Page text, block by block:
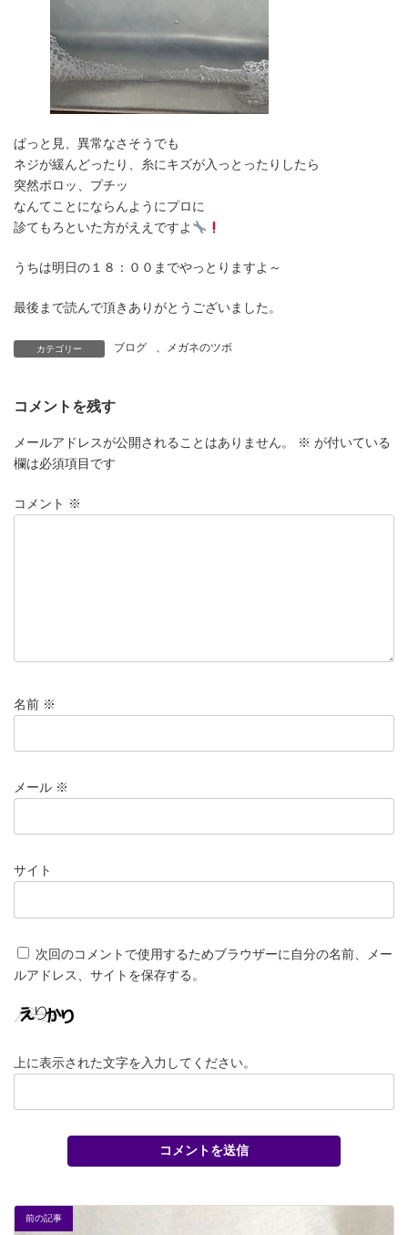
ぱっと見、異常なさそうでも
ネジが緩んどったり、糸にキズが入っとったりしたら
突然ポロッ、プチッ
なんてことにならんようにプロに
診てもろといた方がええですよ
うちは明日の１８：００までやっとりますよ～
最後まで読んで頂きありがとうございました。
カテゴリー ブログ 、 メガネのツボ
コメントを残す
メールアドレスが公開されることはありません。 ※ が付いている
欄は必須項目です
コメント ※
名前 ※
メール ※
サイト
次回のコメントで使用するためブラウザーに自分の名前、メー
ルアドレス、サイトを保存する。
上に表示された文字を入力してください。
前の記事